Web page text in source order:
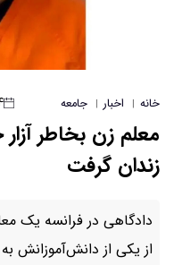
خانه | اخبار | جامعه
زندان گرفت
دادگاهی در فرانسه یک